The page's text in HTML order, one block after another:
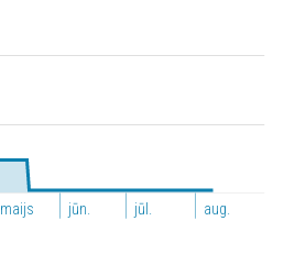
maijs jūn. jūl. aug.